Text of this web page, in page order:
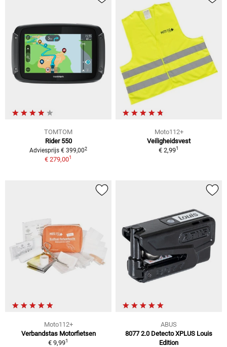
TOMTOM
Rider 550
Adviesprijs € 399,002
€ 279,001
Moto112+
Veiligheidsvest
€ 2,991
Moto112+
Verbandstas Motorfietsen
€ 9,991
ABUS
8077 2.0 Detecto XPLUS Louis
Edition